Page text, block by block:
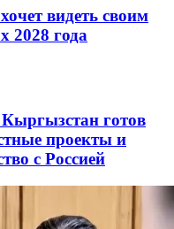
видеть своим
2028 года
готов
проекты и
с Россией